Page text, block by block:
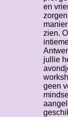
en
zien.
jullie
geen